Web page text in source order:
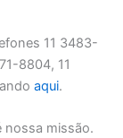
11 3483-
8804, 11
aqui.
nossa missão.